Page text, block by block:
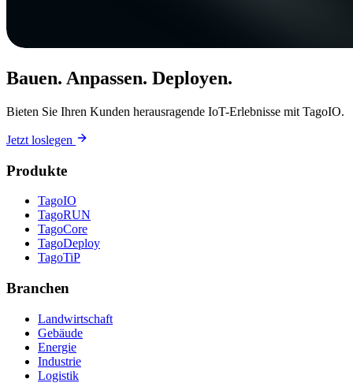
Bauen. Anpassen. Deployen.
Bieten Sie Ihren Kunden herausragende IoT-Erlebnisse mit TagoIO.
Jetzt loslegen
Produkte
TagoIO
TagoRUN
TagoCore
TagoDeploy
TagoTiP
Branchen
Landwirtschaft
Gebäude
Energie
Industrie
Logistik